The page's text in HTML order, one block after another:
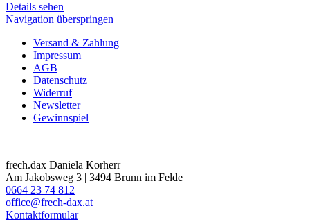
Details sehen
Navigation überspringen
Versand & Zahlung
Impressum
AGB
Datenschutz
Widerruf
Newsletter
Gewinnspiel
frech.dax Daniela Korherr
Am Jakobsweg 3 | 3494 Brunn im Felde
0664 23 74 812
office@frech-dax.at
Kontaktformular